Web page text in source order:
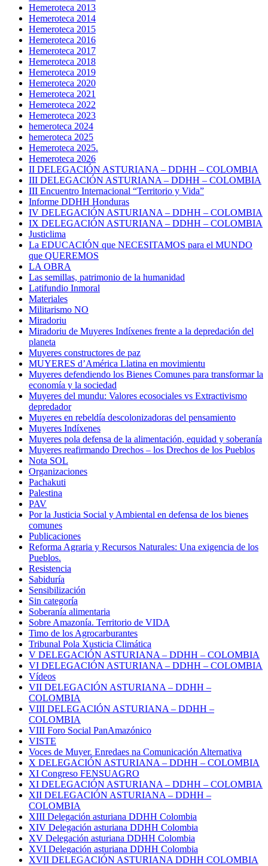
Hemeroteca 2013
Hemeroteca 2014
Hemeroteca 2015
Hemeroteca 2016
Hemeroteca 2017
Hemeroteca 2018
Hemeroteca 2019
Hemeroteca 2020
Hemeroteca 2021
Hemeroteca 2022
Hemeroteca 2023
hemeroteca 2024
hemeroteca 2025
Hemeroteca 2025.
Hemeroteca 2026
II DELEGACIÓN ASTURIANA – DDHH – COLOMBIA
III DELEGACIÓN ASTURIANA – DDHH – COLOMBIA
III Encuentro Internacional “Territorio y Vida”
Informe DDHH Honduras
IV DELEGACIÓN ASTURIANA – DDHH – COLOMBIA
IX DELEGACIÓN ASTURIANA – DDHH – COLOMBIA
Justiclima
La EDUCACIÓN que NECESITAMOS para el MUNDO
que QUEREMOS
LA OBRA
Las semillas, patrimonio de la humanidad
Latifundio Inmoral
Materiales
Militarismo NO
Miradoriu
Miradoriu de Muyeres Indíxenes frente a la depredación del
planeta
Muyeres constructores de paz
MUYERES d’América Llatina en movimientu
Muyeres defendiendo los Bienes Comunes para transformar la
economía y la sociedad
Muyeres del mundu: Valores ecosociales vs Extractivismo
depredador
Muyeres en rebeldía descolonizadoras del pensamiento
Muyeres Indíxenes
Muyeres pola defensa de la alimentación, equidad y soberanía
Muyeres reafirmando Drechos – los Drechos de los Pueblos
Nota SOL
Organizaciones
Pachakuti
Palestina
PAV
Por la Justicia Social y Ambiental en defensa de los bienes
comunes
Publicaciones
Reforma Agraria y Recursos Naturales: Una exigencia de los
Pueblos.
Resistencia
Sabiduría
Sensibilización
Sin categoría
Soberanía alimentaria
Sobre Amazonía. Territorio de VIDA
Timo de los Agrocarburantes
Tribunal Pola Xusticia Climática
V DELEGACIÓN ASTURIANA – DDHH – COLOMBIA
VI DELEGACIÓN ASTURIANA – DDHH – COLOMBIA
Vídeos
VII DELEGACIÓN ASTURIANA – DDHH –
COLOMBIA
VIII DELEGACIÓN ASTURIANA – DDHH –
COLOMBIA
VIII Foro Social PanAmazónico
VISTE
Voces de Muyer. Enredaes na Comunicación Alternativa
X DELEGACIÓN ASTURIANA – DDHH – COLOMBIA
XI Congreso FENSUAGRO
XI DELEGACIÓN ASTURIANA – DDHH – COLOMBIA
XII DELEGACIÓN ASTURIANA – DDHH –
COLOMBIA
XIII Delegación asturiana DDHH Colombia
XIV Delegación asturiana DDHH Colombia
XV Delegación asturiana DDHH Colombia
XVI Delegación asturiana DDHH Colombia
XVII DELEGACIÓN ASTURIANA DDHH COLOMBIA